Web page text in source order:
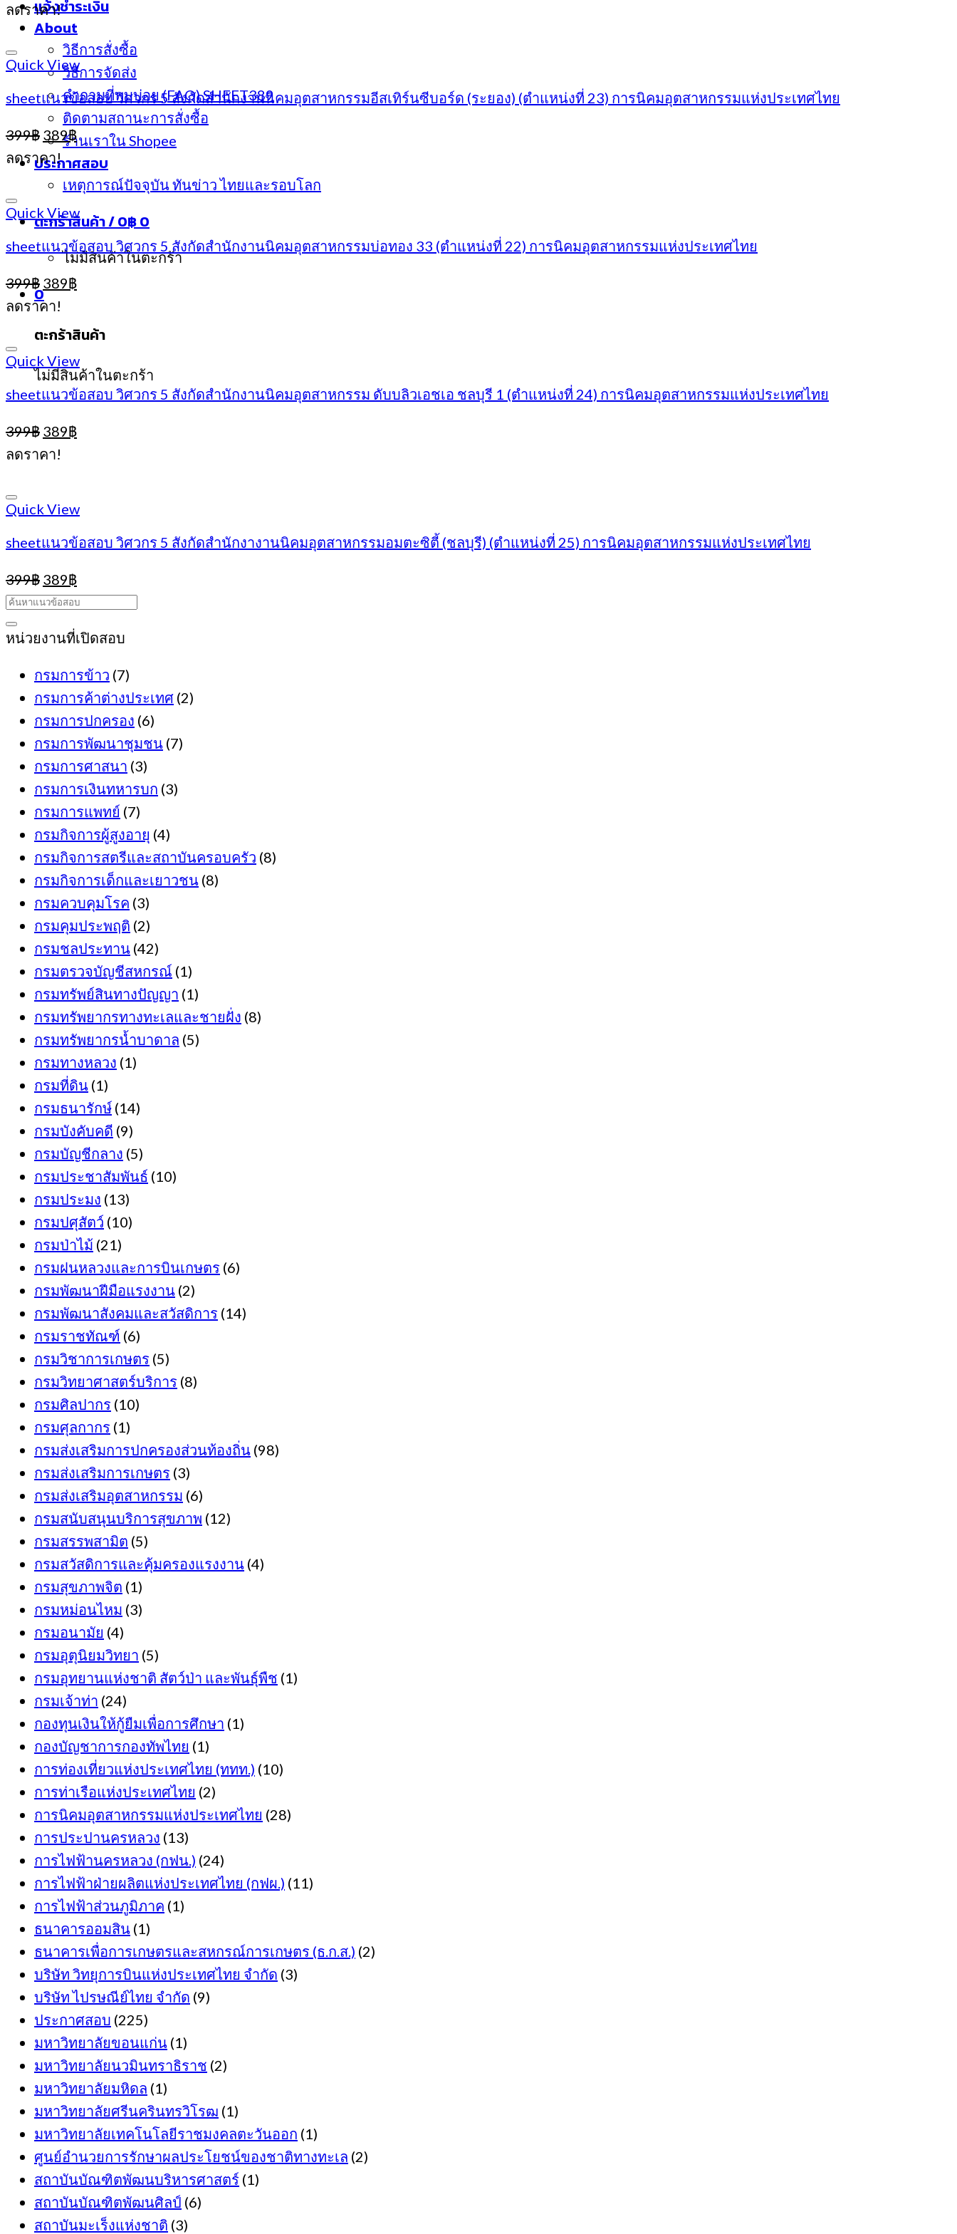
แจ้งชำระเงิน
About
วิธีการสั่งซื้อ
วิธีการจัดส่ง
คำถามที่พบบ่อย (FAQ) SHEET389
ติดตามสถานะการสั่งซื้อ
ร้านเราใน Shopee
ประกาศสอบ
เหตุการณ์ปัจจุบัน ทันข่าว ไทยและรอบโลก
ตะกร้าสินค้า /0฿0
ไม่มีสินค้าในตะกร้า
0
ตะกร้าสินค้า
ไม่มีสินค้าในตะกร้า
ลดราคา!
Quick View
sheetแนวข้อสอบ วิศวกร 5 สังกัดสำนักงานนิคมอุตสาหกรรมอีสเทิร์นซีบอร์ด (ระยอง) (ตำแหน่งที่ 23) การนิคมอุตสาหกรรมแห่งประเทศไทย
399฿ Original
price
was:
399฿.
389฿Current
price
is:
389฿.
ลดราคา!
Quick View
sheetแนวข้อสอบ วิศวกร 5 สังกัดสำนักงานนิคมอุตสาหกรรมบ่อทอง 33 (ตำแหน่งที่ 22) การนิคมอุตสาหกรรมแห่งประเทศไทย
399฿ Original
price
was:
399฿.
389฿Current
389฿.
ลดราคา!
Quick View
sheetแนวข้อสอบ วิศวกร 5 สังกัดสำนักงานนิคมอุตสาหกรรม ดับบลิวเอชเอ ชลบุรี 1 (ตำแหน่งที่ 24) การนิคมอุตสาหกรรมแห่งประเทศไทย
399฿ Original
price
was:
389฿Current
ลดราคา!
Quick View
sheetแนวข้อสอบ วิศวกร 5 สังกัดสำนักงางานนิคมอุตสาหกรรมอมตะซิตี้ (ชลบุรี) (ตำแหน่งที่ 25) การนิคมอุตสาหกรรมแห่งประเทศไทย
399฿ Original
price
was:
399฿.
389฿Current
price
is:
389฿.
หน่วยงานที่เปิดสอบ
กรมการข้าว (7)
กรมการค้าต่างประเทศ (2)
กรมการปกครอง (6)
กรมการพัฒนาชุมชน (7)
กรมการศาสนา (3)
กรมการเงินทหารบก (3)
กรมการแพทย์ (7)
กรมกิจการผู้สูงอายุ (4)
กรมกิจการสตรีและสถาบันครอบครัว (8)
กรมกิจการเด็กและเยาวชน (8)
กรมควบคุมโรค (3)
กรมคุมประพฤติ (2)
กรมชลประทาน (42)
กรมตรวจบัญชีสหกรณ์ (1)
กรมทรัพย์สินทางปัญญา (1)
กรมทรัพยากรทางทะเลและชายฝั่ง (8)
กรมทรัพยากรน้ำบาดาล (5)
กรมทางหลวง (1)
กรมที่ดิน (1)
กรมธนารักษ์ (14)
กรมบังคับคดี (9)
กรมบัญชีกลาง (5)
กรมประชาสัมพันธ์ (10)
กรมประมง (13)
กรมปศุสัตว์ (10)
กรมป่าไม้ (21)
กรมฝนหลวงและการบินเกษตร (6)
กรมพัฒนาฝีมือแรงงาน (2)
กรมพัฒนาสังคมและสวัสดิการ (14)
กรมราชทัณฑ์ (6)
กรมวิชาการเกษตร (5)
กรมวิทยาศาสตร์บริการ (8)
กรมศิลปากร (10)
กรมศุลกากร (1)
กรมส่งเสริมการปกครองส่วนท้องถิ่น (98)
กรมส่งเสริมการเกษตร (3)
กรมส่งเสริมอุตสาหกรรม (6)
กรมสนับสนุนบริการสุขภาพ (12)
กรมสรรพสามิต (5)
กรมสวัสดิการและคุ้มครองแรงงาน (4)
กรมสุขภาพจิต (1)
กรมหม่อนไหม (3)
กรมอนามัย (4)
กรมอุตุนิยมวิทยา (5)
กรมอุทยานแห่งชาติ สัตว์ป่า และพันธุ์พืช (1)
กรมเจ้าท่า (24)
กองทุนเงินให้กู้ยืมเพื่อการศึกษา (1)
กองบัญชาการกองทัพไทย (1)
การท่องเที่ยวแห่งประเทศไทย (ททท.) (10)
การท่าเรือแห่งประเทศไทย (2)
การนิคมอุตสาหกรรมแห่งประเทศไทย (28)
การประปานครหลวง (13)
การไฟฟ้านครหลวง (กฟน.) (24)
การไฟฟ้าฝ่ายผลิตแห่งประเทศไทย (กฟผ.) (11)
การไฟฟ้าส่วนภูมิภาค (1)
ธนาคารออมสิน (1)
ธนาคารเพื่อการเกษตรและสหกรณ์การเกษตร (ธ.ก.ส.) (2)
บริษัท วิทยุการบินแห่งประเทศไทย จำกัด (3)
บริษัท ไปรษณีย์ไทย จำกัด (9)
ประกาศสอบ (225)
มหาวิทยาลัยขอนแก่น (1)
มหาวิทยาลัยนวมินทราธิราช (2)
มหาวิทยาลัยมหิดล (1)
มหาวิทยาลัยศรีนครินทรวิโรฒ (1)
มหาวิทยาลัยเทคโนโลยีราชมงคลตะวันออก (1)
ศูนย์อำนวยการรักษาผลประโยชน์ของชาติทางทะเล (2)
สถาบันบัณฑิตพัฒนบริหารศาสตร์ (1)
สถาบันบัณฑิตพัฒนศิลป์ (6)
สถาบันมะเร็งแห่งชาติ (3)